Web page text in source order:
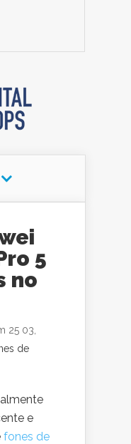
5
no
25 03,
de
e
fones de